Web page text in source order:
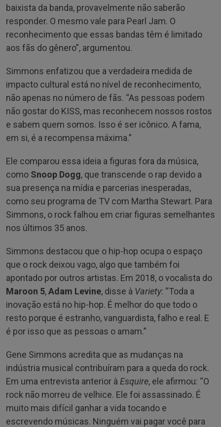
baixista da banda, provavelmente não saberão
responder. O mesmo vale para Pearl Jam. O
reconhecimento que essas bandas têm é limitado
aos fãs do gênero”, argumentou.
Simmons enfatizou que a verdadeira medida de
impacto cultural está no nível de reconhecimento,
não apenas no número de fãs. “As pessoas podem
não gostar do KISS, mas reconhecem nossos rostos
e sabem quem somos. Isso é ser icônico. A fama,
em si, é a recompensa máxima.”
Ele comparou essa ideia a figuras fora da música,
como Snoop Dogg, que transcende o rap devido a
sua presença na mídia e parcerias inesperadas,
como seu programa de TV com Martha Stewart. Para
Simmons, o rock falhou em criar figuras semelhantes
nos últimos 35 anos.
Simmons destacou que o hip-hop ocupa o espaço
que o rock deixou vago, algo que também foi
apontado por outros artistas. Em 2018, o vocalista do
Maroon 5,Adam Levine, disse à Variety: “Toda a
inovação está no hip-hop. É melhor do que todo o
resto porque é estranho, vanguardista, falho e real. E
é por isso que as pessoas o amam.”
Gene Simmons acredita que as mudanças na
indústria musical contribuíram para a queda do rock.
Em uma entrevista anterior à Esquire, ele afirmou: “O
rock não morreu de velhice. Ele foi assassinado. É
muito mais difícil ganhar a vida tocando e
escrevendo músicas. Ninguém vai pagar você para